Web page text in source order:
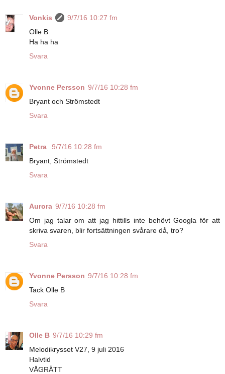
Vonkis
9/7/16 10:27 fm
Olle B
Ha ha ha
Svara
Yvonne Persson 9/7/16 10:28 fm
Bryant och Strömstedt
Svara
Petra
9/7/16 10:28 fm
Bryant, Strömstedt
Svara
Aurora 9/7/16 10:28 fm
Om jag talar om att jag hittills inte behövt Googla för att
skriva svaren, blir fortsättningen svårare då, tro?
Svara
Yvonne Persson 9/7/16 10:28 fm
Tack Olle B
Svara
Olle B 9/7/16 10:29 fm
Melodikrysset V27, 9 juli 2016
Halvtid
VÅGRÄTT